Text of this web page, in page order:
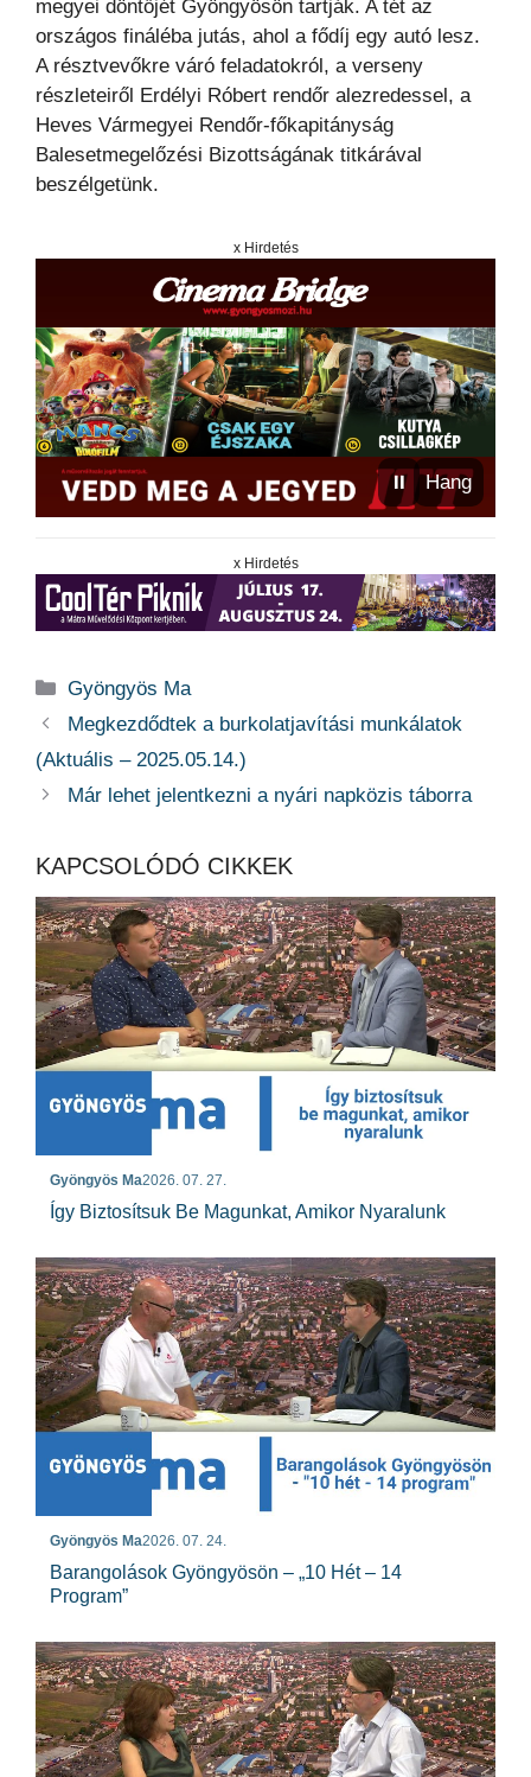
megyei döntőjét Gyöngyösön tartják. A tét az
országos fináléba jutás, ahol a fődíj egy autó lesz.
A résztvevőkre váró feladatokról, a verseny
részleteiről Erdélyi Róbert rendőr alezredessel, a
Heves Vármegyei Rendőr-főkapitányság
Balesetmegelőzési Bizottságának titkárával
beszélgetünk.
x Hirdetés
⏸ Hang
x Hirdetés
Kategória
Gyöngyös Ma
Megkezdődtek a burkolatjavítási munkálatok
(Aktuális – 2025.05.14.)
Már lehet jelentkezni a nyári napközis táborra
KAPCSOLÓDÓ CIKKEK
Gyöngyös Ma2026. 07. 27.
Így Biztosítsuk Be Magunkat, Amikor Nyaralunk
Gyöngyös Ma2026. 07. 24.
Barangolások Gyöngyösön – „10 Hét – 14
Program”